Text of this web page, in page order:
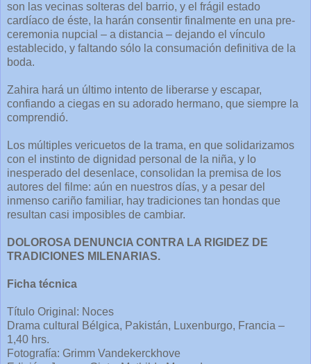
son las vecinas solteras del barrio, y el frágil estado
cardíaco de éste, la harán consentir finalmente en una pre-
ceremonia nupcial – a distancia – dejando el vínculo
establecido, y faltando sólo la consumación definitiva de la
boda.
Zahira hará un último intento de liberarse y escapar,
confiando a ciegas en su adorado hermano, que siempre la
comprendió.
Los múltiples vericuetos de la trama, en que solidarizamos
con el instinto de dignidad personal de la niña, y lo
inesperado del desenlace, consolidan la premisa de los
autores del filme: aún en nuestros días, y a pesar del
inmenso cariño familiar, hay tradiciones tan hondas que
resultan casi imposibles de cambiar.
DOLOROSA DENUNCIA CONTRA LA RIGIDEZ DE
TRADICIONES MILENARIAS.
Ficha técnica
Título Original: Noces
Drama cultural Bélgica, Pakistán, Luxenburgo, Francia –
1,40 hrs.
Fotografía: Grimm Vandekerckhove